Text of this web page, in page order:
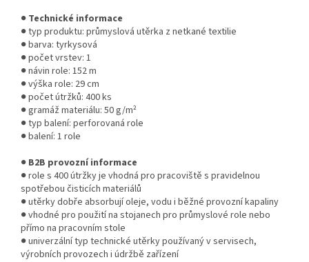
● Technické informace
● typ produktu: průmyslová utěrka z netkané textilie
● barva: tyrkysová
● počet vrstev: 1
● návin role: 152 m
● výška role: 29 cm
● počet útržků: 400 ks
● gramáž materiálu: 50 g/m²
● typ balení: perforovaná role
● balení: 1 role
● B2B provozní informace
● role s 400 útržky je vhodná pro pracoviště s pravidelnou
spotřebou čisticích materiálů
● utěrky dobře absorbují oleje, vodu i běžné provozní kapaliny
● vhodné pro použití na stojanech pro průmyslové role nebo
přímo na pracovním stole
● univerzální typ technické utěrky používaný v servisech,
výrobních provozech i údržbě zařízení